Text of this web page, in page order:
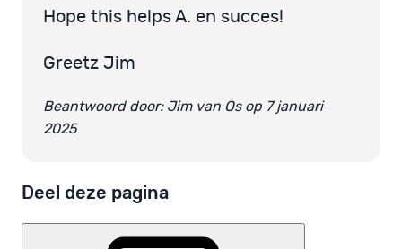
Hope this helps A. en succes!
Greetz Jim
Beantwoord door: Jim van Os op 7 januari
2025
Deel deze pagina